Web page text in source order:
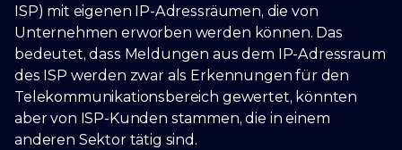
ISP) mit eigenen IP-Adressräumen, die von
Unternehmen erworben werden können. Das
bedeutet, dass Meldungen aus dem IP-Adressraum
des ISP werden zwar als Erkennungen für den
Telekommunikationsbereich gewertet, könnten
aber von ISP-Kunden stammen, die in einem
anderen Sektor tätig sind.